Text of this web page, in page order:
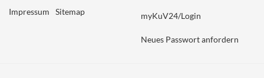
Impressum Sitemap myKuV24/Login
Neues Passwort anfordern